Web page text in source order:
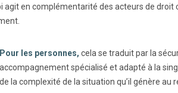
agit en complémentarité des acteurs de
Pour les personnes, cela se traduit par la
accompagnement spécialisé et adapté à la
de la complexité de la situation qu’il génère au